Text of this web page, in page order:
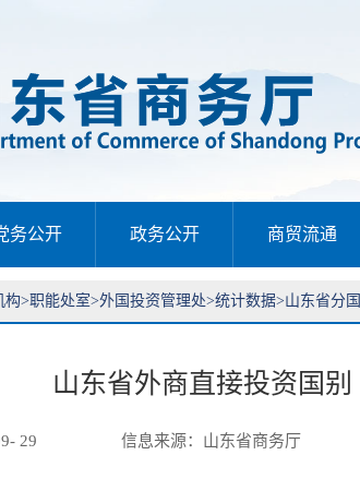
务公开 政务公开 商贸流通
构>职能处室>外国投资管理处>统计数据>山东省分
山东省外商直接投资国
29 信息来源： 山东省商务厅